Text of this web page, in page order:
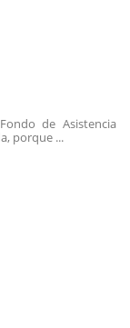
de Asistencia
porque ...